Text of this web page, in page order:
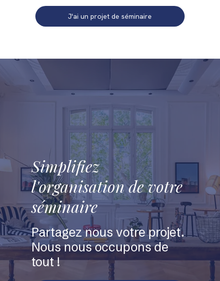
J'ai un projet de séminaire
Partagez nous votre projet.
Nous nous occupons de
tout !
Simplifiez
l'organisation de votre
séminaire